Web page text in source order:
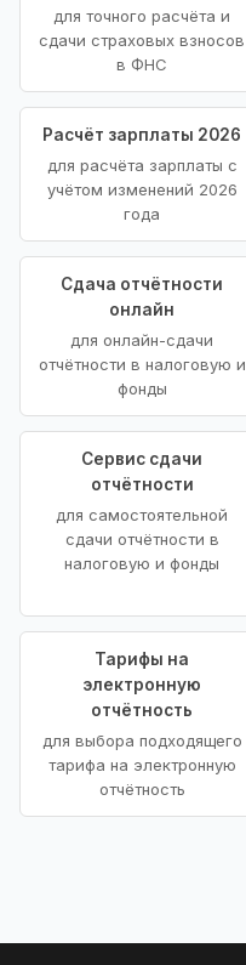
для точного расчёта и
сдачи страховых взносов
в ФНС
Расчёт зарплаты 2026
для расчёта зарплаты с
учётом изменений 2026
года
Сдача отчётности
онлайн
для онлайн-сдачи
отчётности в налоговую и
фонды
Сервис сдачи
отчётности
для самостоятельной
сдачи отчётности в
налоговую и фонды
Тарифы на
электронную
отчётность
для выбора подходящего
тарифа на электронную
отчётность